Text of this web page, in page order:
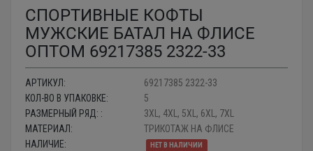
СПОРТИВНЫЕ КОФТЫ
МУЖСКИЕ БАТАЛ НА ФЛИСЕ
ОПТОМ 69217385 2322-33
АРТИКУЛ:
69217385 2322-33
КОЛ-ВО В УПАКОВКЕ:
5
РАЗМЕРНЫЙ РЯД: :
3XL, 4XL, 5XL, 6XL, 7XL
МАТЕРИАЛ:
ТРИКОТАЖ НА ФЛИСЕ
НАЛИЧИЕ:
НЕТ В НАЛИЧИИ